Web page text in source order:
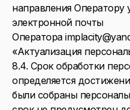
направления Оператору
электронной почты
Оператора
«Актуализация
8.4. Срок обработки
определяется
были собраны